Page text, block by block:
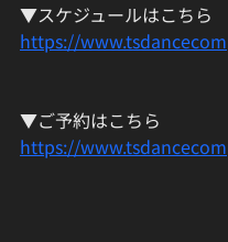
▼スケジュールはこちら
https://
▼ご予約はこちら
https://